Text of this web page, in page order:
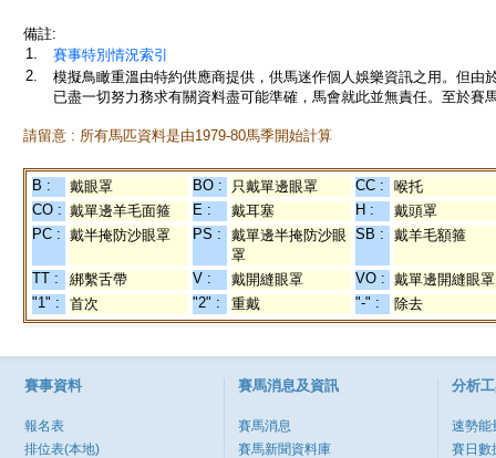
備註:
1.
賽事特別情況索引
2.
模擬鳥瞰重溫由特約供應商提供，供馬迷作個人娛樂資訊之用。但
已盡一切努力務求有關資料盡可能準確，馬會就此並無責任。至於賽
請留意 : 所有馬匹資料是由1979-80馬季開始計算
B : 戴眼罩 BO : 只戴單邊眼罩 CC :
喉托
CO : 戴單邊羊毛面箍 E : 戴耳塞 H :
戴頭罩
PC : 戴半掩防沙眼罩 PS :
戴單邊半掩防沙眼
罩
SB : 戴羊毛額箍
TT : 綁繫舌帶 V : 戴開縫眼罩 VO : 戴單邊開縫眼罩
"1" :
首次 "2" : 重戴 "-" : 除去
賽事資料
報名表
排位表(本地)
賽馬消息及資訊
賽馬消息
賽馬新聞資料庫
分析
速勢能
賽日數